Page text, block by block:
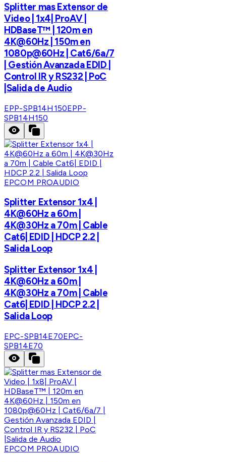
Splitter mas Extensor de
Video | 1x4| ProAV |
HDBaseT™ | 120m en
4K@60Hz | 150m en
1080p@60Hz | Cat6/6a/7
| Gestión Avanzada EDID |
Control IR y RS232 | PoC
|Salida de Audio
EPP-SPB14H150EPP-
SPB14H150
EPCOM PROAUDIO
Splitter Extensor 1x4 |
4K@60Hz a 60m |
4K@30Hz a 70m | Cable
Cat6| EDID | HDCP 2.2 |
Salida Loop
Splitter Extensor 1x4 |
4K@60Hz a 60m |
4K@30Hz a 70m | Cable
Cat6| EDID | HDCP 2.2 |
Salida Loop
EPC-SPB14E70EPC-
SPB14E70
EPCOM PROAUDIO